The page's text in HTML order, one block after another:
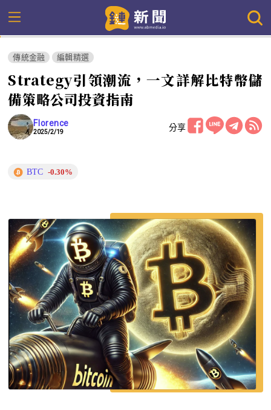
傳統金融 編輯精選
Strategy引領潮流，一文詳解比特幣儲
備策略公司投資指南
Florence
2025/2/19 分享
BTC -0.30%